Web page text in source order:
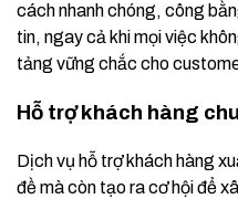
cách nhanh chóng, công
tin, ngay cả khi mọi việc
tảng vững chắc cho
Hỗ trợ khách hàng
Dịch vụ hỗ trợ khách hàng
đề mà còn tạo ra cơ hội để